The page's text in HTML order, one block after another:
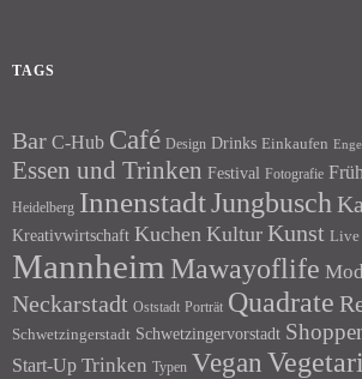
TAGS
Bar C-Hub Café Design Drinks Einkaufen
Essen und Trinken Festival Fotografie
Heidelberg InnenstadtJungbusch
Kreativwirtschaft Kuchen Kultur Kunst Live
Mannheim Mawayoflife
Neckarstadt Oststadt Porträt Quadrate
Schwetzingerstadt Schwetzingervorstadt
Start-Up Trinken Typen Vegan